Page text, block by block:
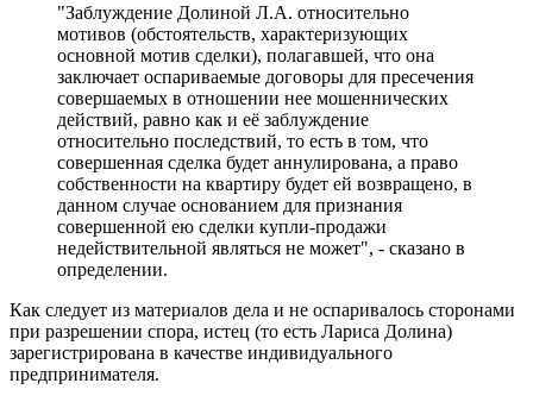
"Заблуждение Долиной Л.А. относительно
мотивов (обстоятельств, характеризующих
основной мотив сделки), полагавшей, что она
заключает оспариваемые договоры для пресечения
совершаемых в отношении нее мошеннических
действий, равно как и её заблуждение
относительно последствий, то есть в том, что
совершенная сделка будет аннулирована, а право
собственности на квартиру будет ей возвращено, в
данном случае основанием для признания
совершенной ею сделки купли-продажи
недействительной являться не может", - сказано в
определении.
Как следует из материалов дела и не оспаривалось сторонами
при разрешении спора, истец (то есть Лариса Долина)
зарегистрирована в качестве индивидуального
предпринимателя.